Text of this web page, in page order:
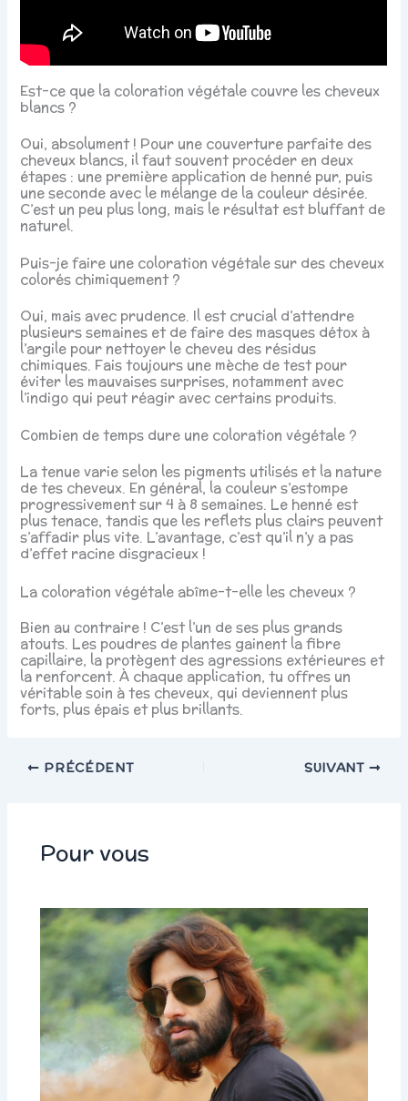
Est-ce que la coloration végétale couvre les cheveux
blancs ?
Oui, absolument ! Pour une couverture parfaite des
cheveux blancs, il faut souvent procéder en deux
étapes : une première application de henné pur, puis
une seconde avec le mélange de la couleur désirée.
C’est un peu plus long, mais le résultat est bluffant de
naturel.
Puis-je faire une coloration végétale sur des cheveux
colorés chimiquement ?
Oui, mais avec prudence. Il est crucial d’attendre
plusieurs semaines et de faire des masques détox à
l’argile pour nettoyer le cheveu des résidus
chimiques. Fais toujours une mèche de test pour
éviter les mauvaises surprises, notamment avec
l’indigo qui peut réagir avec certains produits.
Combien de temps dure une coloration végétale ?
La tenue varie selon les pigments utilisés et la nature
de tes cheveux. En général, la couleur s’estompe
progressivement sur 4 à 8 semaines. Le henné est
plus tenace, tandis que les reflets plus clairs peuvent
s’affadir plus vite. L’avantage, c’est qu’il n’y a pas
d’effet racine disgracieux !
La coloration végétale abîme-t-elle les cheveux ?
Bien au contraire ! C’est l’un de ses plus grands
atouts. Les poudres de plantes gainent la fibre
capillaire, la protègent des agressions extérieures et
la renforcent. À chaque application, tu offres un
véritable soin à tes cheveux, qui deviennent plus
forts, plus épais et plus brillants.
PRÉCÉDENT SUIVANT
Pour vous